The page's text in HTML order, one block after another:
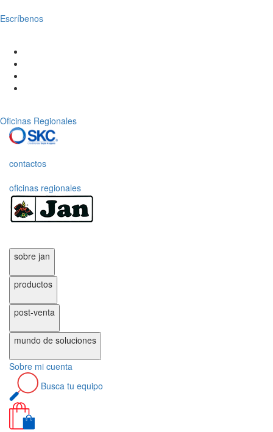
Escríbenos
Oficinas Regionales
contactos
oficinas regionales
sobre jan
productos
post-venta
mundo de soluciones
Sobre mi cuenta
Busca tu equipo